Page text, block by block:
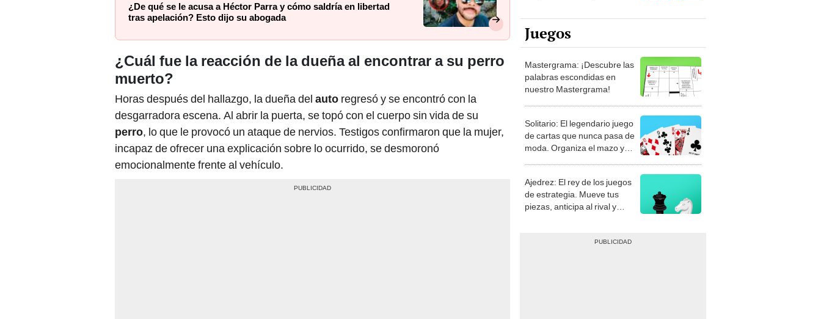
¿De qué se le acusa a Héctor Parra y cómo saldría en libertad
tras apelación? Esto dijo su abogada
¿Cuál fue la reacción de la dueña al encontrar a su perro
muerto?
Horas después del hallazgo, la dueña del auto regresó y se encontró con la
desgarradora escena. Al abrir la puerta, se topó con el cuerpo sin vida de su
perro, lo que le provocó un ataque de nervios. Testigos confirmaron que la mujer,
incapaz de ofrecer una explicación sobre lo ocurrido, se desmoronó
emocionalmente frente al vehículo.
Juegos
Mastergrama: ¡Descubre las
palabras escondidas en
nuestro Mastergrama!
Solitario: El legendario juego
de cartas que nunca pasa de
moda. Organiza el mazo y
Ajedrez: El rey de los juegos
de estrategia. Mueve tus
piezas, anticipa al rival y